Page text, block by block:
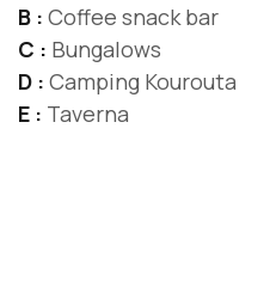
Β : Coffee snack bar
C : Bungalows
D : Camping Kourouta
E : Taverna